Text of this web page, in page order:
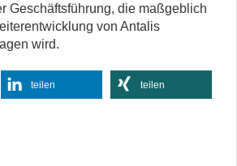
Geschäftsführung, die maßgeblich
von Antalis
wird.
teilen teilen